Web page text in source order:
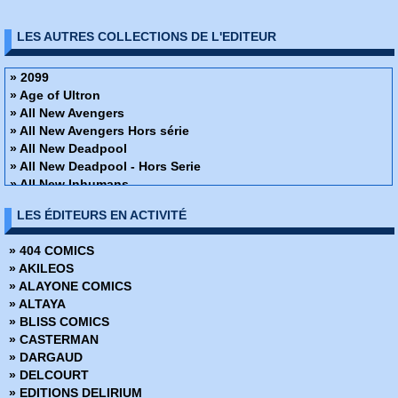
LES AUTRES COLLECTIONS DE L'EDITEUR
» 2099
» Age of Ultron
» All New Avengers
» All New Avengers Hors série
» All New Deadpool
» All New Deadpool - Hors Serie
» All New Inhumans
» All New Iron-man And Avengers - Hors Serie
» All New Les gardiens de la galaxie
All New Les gardiens de la galaxie - Hors séries
» All New Spider-man
» All New Spider-man - Hors Série
» All New Wolverine and X-Men
» All New X-Men
» All New X-Men - Hors Série
» All-Star Batman
» All-Star Superman
LES ÉDITEURS EN ACTIVITÉ
» 404 COMICS
» AKILEOS
» ALAYONE COMICS
» ALTAYA
» BLISS COMICS
» CASTERMAN
» DARGAUD
» DELCOURT
» EDITIONS DELIRIUM